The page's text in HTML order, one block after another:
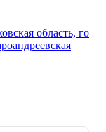
область, го